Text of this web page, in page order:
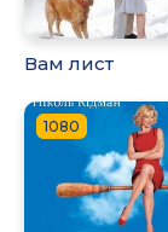
Вам лист
1080